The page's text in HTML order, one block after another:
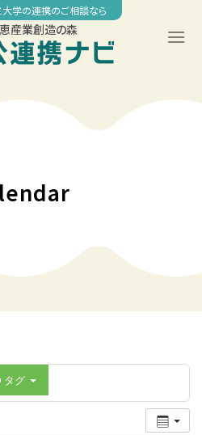
学の連携のご相談なら
産業創造の森
タグ